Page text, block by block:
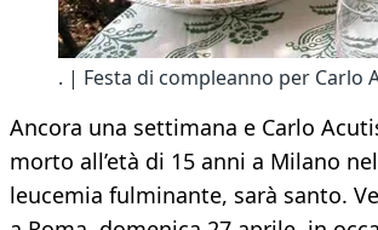
. | Festa di compleanno per Carlo
Ancora una settimana e Carlo
morto all’età di 15 anni a Milano
leucemia fulminante, sarà santo.